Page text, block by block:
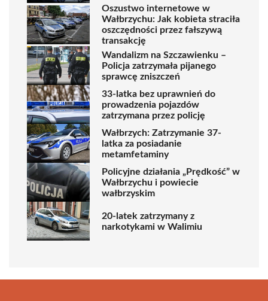
Oszustwo internetowe w
Wałbrzychu: Jak kobieta straciła
oszczędności przez fałszywą
transakcję
Wandalizm na Szczawienku –
Policja zatrzymała pijanego
sprawcę zniszczeń
33-latka bez uprawnień do
prowadzenia pojazdów
zatrzymana przez policję
Wałbrzych: Zatrzymanie 37-
latka za posiadanie
metamfetaminy
Policyjne działania „Prędkość” w
Wałbrzychu i powiecie
wałbrzyskim
20-latek zatrzymany z
narkotykami w Walimiu